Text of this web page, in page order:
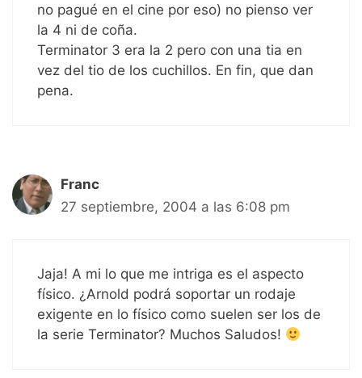
no pagué en el cine por eso) no pienso ver
la 4 ni de coña.
Terminator 3 era la 2 pero con una tia en
vez del tio de los cuchillos. En fin, que dan
pena.
Franc
27 septiembre, 2004 a las 6:08 pm
Jaja! A mi lo que me intriga es el aspecto
físico. ¿Arnold podrá soportar un rodaje
exigente en lo físico como suelen ser los de
la serie Terminator? Muchos Saludos!